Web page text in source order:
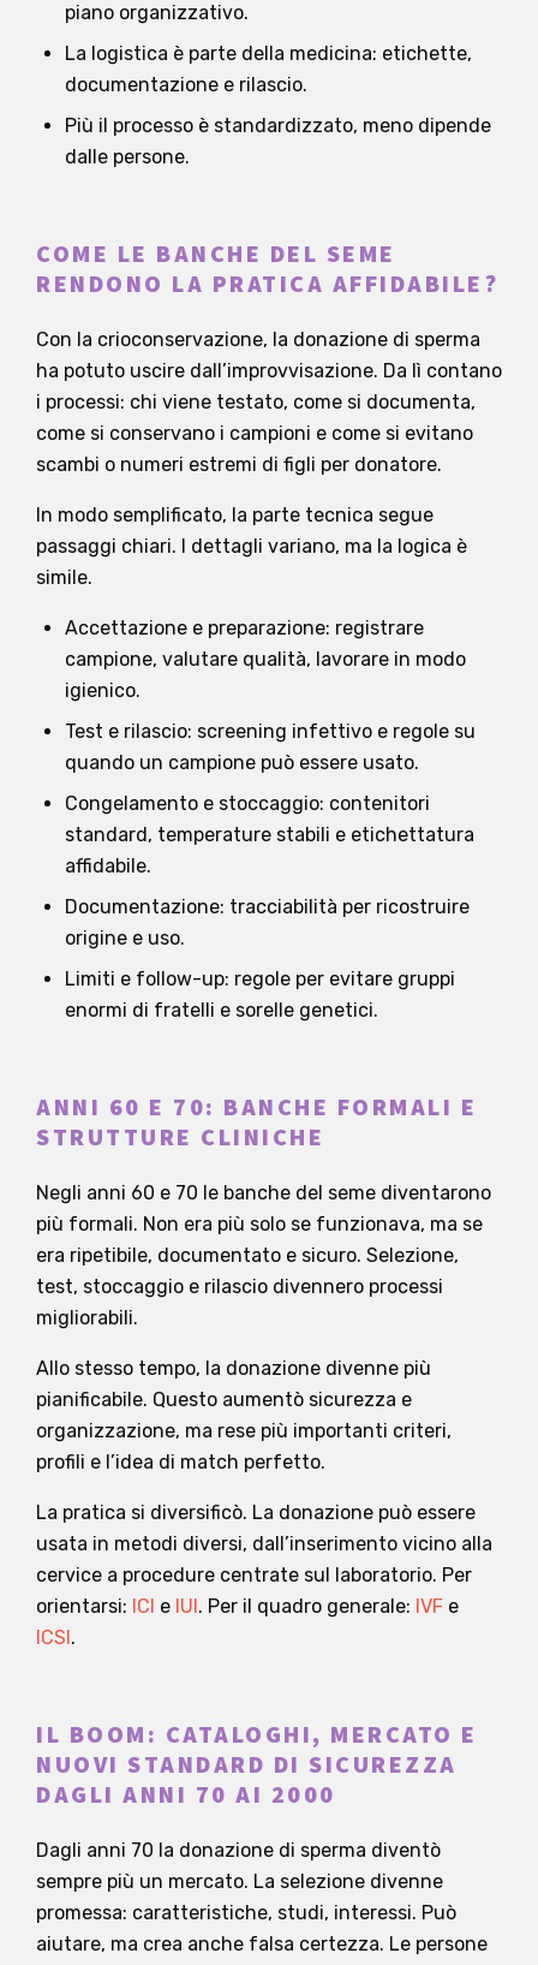
piano organizzativo.
La logistica è parte della medicina: etichette,
documentazione e rilascio.
Più il processo è standardizzato, meno dipende
dalle persone.
COME LE BANCHE DEL SEME
RENDONO LA PRATICA AFFIDABILE?
Con la crioconservazione, la donazione di sperma
ha potuto uscire dall’improvvisazione. Da lì contano
i processi: chi viene testato, come si documenta,
come si conservano i campioni e come si evitano
scambi o numeri estremi di figli per donatore.
In modo semplificato, la parte tecnica segue
passaggi chiari. I dettagli variano, ma la logica è
simile.
Accettazione e preparazione: registrare
campione, valutare qualità, lavorare in modo
igienico.
Test e rilascio: screening infettivo e regole su
quando un campione può essere usato.
Congelamento e stoccaggio: contenitori
standard, temperature stabili e etichettatura
affidabile.
Documentazione: tracciabilità per ricostruire
origine e uso.
Limiti e follow-up: regole per evitare gruppi
enormi di fratelli e sorelle genetici.
ANNI 60 E 70: BANCHE FORMALI E
STRUTTURE CLINICHE
Negli anni 60 e 70 le banche del seme diventarono
più formali. Non era più solo se funzionava, ma se
era ripetibile, documentato e sicuro. Selezione,
test, stoccaggio e rilascio divennero processi
migliorabili.
Allo stesso tempo, la donazione divenne più
pianificabile. Questo aumentò sicurezza e
organizzazione, ma rese più importanti criteri,
profili e l’idea di match perfetto.
La pratica si diversificò. La donazione può essere
usata in metodi diversi, dall’inserimento vicino alla
cervice a procedure centrate sul laboratorio. Per
orientarsi: ICI e IUI. Per il quadro generale: IVF e
ICSI.
IL BOOM: CATALOGHI, MERCATO E
NUOVI STANDARD DI SICUREZZA
DAGLI ANNI 70 AI 2000
Dagli anni 70 la donazione di sperma diventò
sempre più un mercato. La selezione divenne
promessa: caratteristiche, studi, interessi. Può
aiutare, ma crea anche falsa certezza. Le persone